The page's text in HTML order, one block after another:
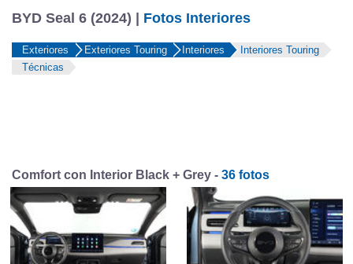
BYD Seal 6 (2024) | Fotos Interiores
Exteriores Exteriores Touring Interiores
Interiores Touring
Técnicas
Comfort con Interior Black + Grey - 36 fotos